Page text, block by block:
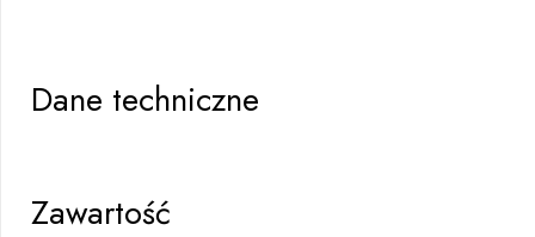
Dane techniczne
Zawartość